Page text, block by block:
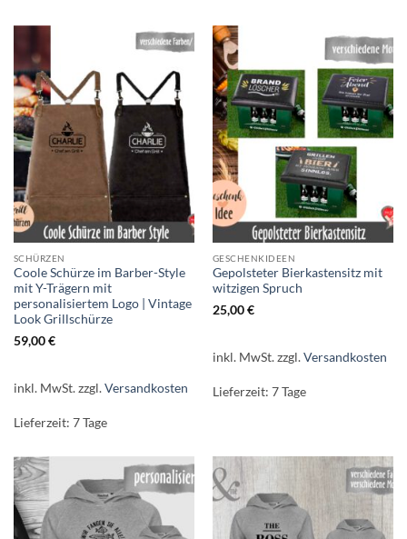
SCHÜRZEN
Coole Schürze im Barber-Style
mit Y-Trägern mit
personalisiertem Logo | Vintage
Look Grillschürze
59,00€
inkl. MwSt.zzgl.Versandkosten
Lieferzeit: 7 Tage
GESCHENKIDEEN
Gepolsteter Bierkastensitz mit
witzigen Spruch
25,00€
inkl. MwSt.zzgl.Versandkosten
Lieferzeit: 7 Tage